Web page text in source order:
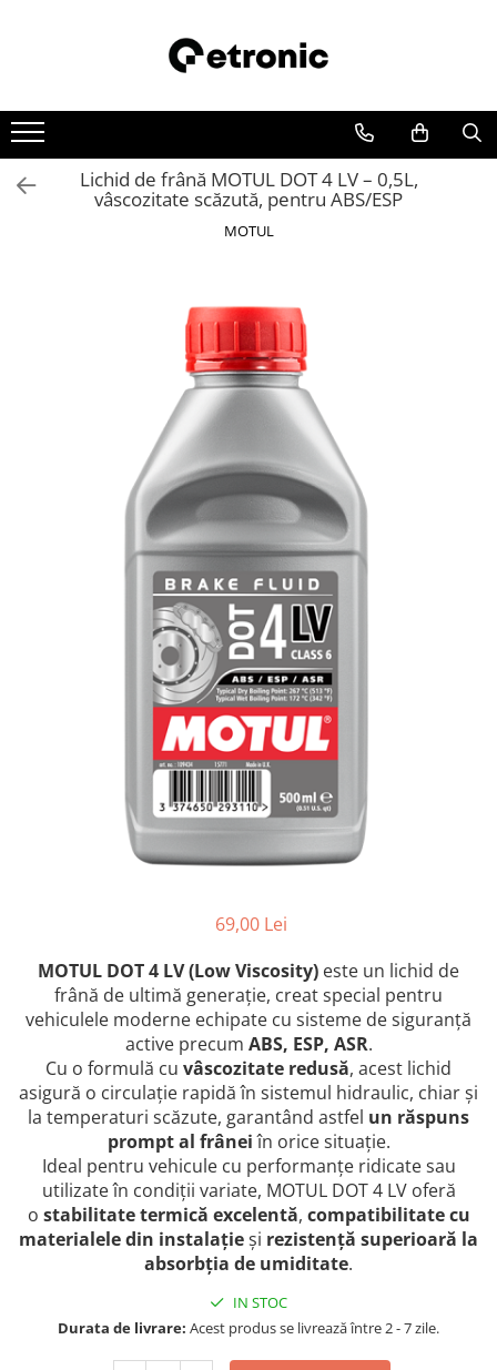
Lichid de frână MOTUL DOT 4 LV – 0,5L,
vâscozitate scăzută, pentru ABS/ESP
MOTUL
69,00 Lei
MOTUL DOT 4 LV (Low Viscosity) este un lichid de
frână de ultimă generație, creat special pentru
vehiculele moderne echipate cu sisteme de siguranță
active precum ABS, ESP, ASR.
Cu o formulă cu vâscozitate redusă, acest lichid
asigură o circulație rapidă în sistemul hidraulic, chiar și
la temperaturi scăzute, garantând astfel un răspuns
prompt al frâneiîn orice situație.
Ideal pentru vehicule cu performanțe ridicate sau
utilizate în condiții variate, MOTUL DOT 4 LV oferă
o stabilitate termică excelentă, compatibilitate cu
materialele din instalațieși rezistență superioară la
absorbția de umiditate.
IN STOC
Durata de livrare: Acest produs se livrează între 2 - 7 zile.